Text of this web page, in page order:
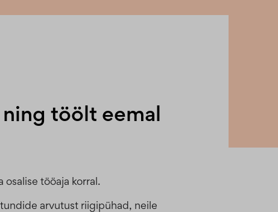
töölt eemal
tööaja korral.
arvutust riigipühad, neile